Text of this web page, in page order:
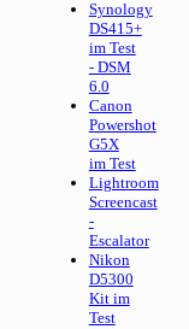
Synology
DS415+
im Test
- DSM
6.0
Canon
Powershot
G5X
im Test
Lightroom
Screencast
-
Escalator
Nikon
D5300
Kit im
Test